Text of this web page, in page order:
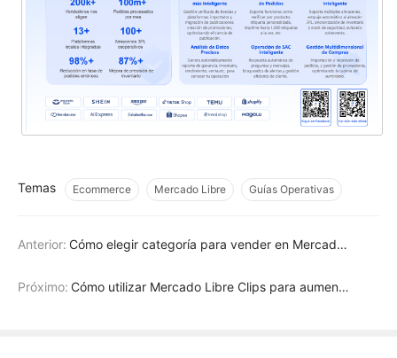
Temas Ecommerce Mercado Libre Guías Operativas
Anterior: Cómo elegir categoría para vender en Mercado Libre
Próximo: Cómo utilizar Mercado Libre Clips para aumentar tus ventas?